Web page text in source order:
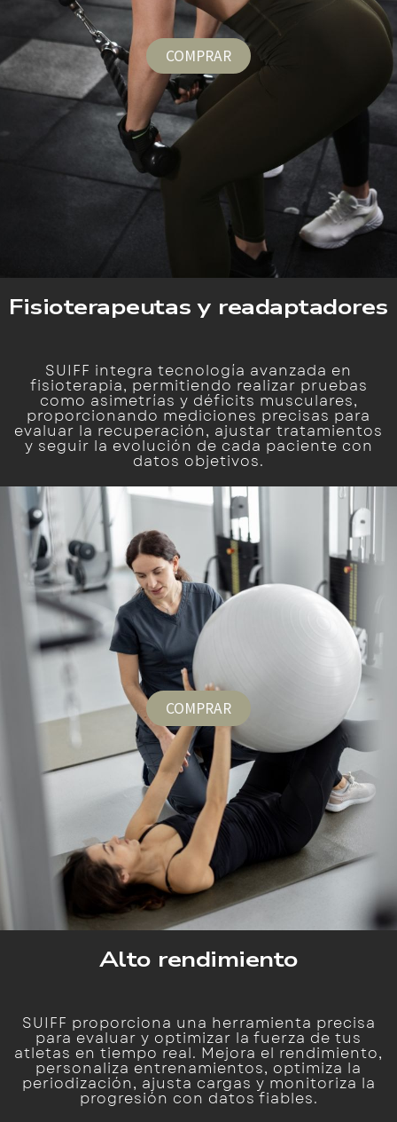
COMPRAR
Fisioterapeutas y readaptadores
SUIFF integra tecnología avanzada en
fisioterapia, permitiendo realizar pruebas
como asimetrías y déficits musculares,
proporcionando mediciones precisas para
evaluar la recuperación, ajustar tratamientos
y seguir la evolución de cada paciente con
datos objetivos.
COMPRAR
Alto rendimiento
SUIFF proporciona una herramienta precisa
para evaluar y optimizar la fuerza de tus
atletas en tiempo real. Mejora el rendimiento,
personaliza entrenamientos, optimiza la
periodización, ajusta cargas y monitoriza la
progresión con datos fiables.